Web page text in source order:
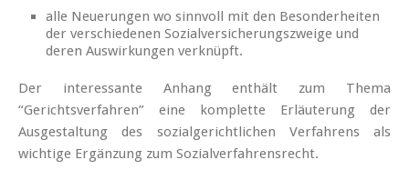
alle Neuerungen wo sinnvoll mit den Besonderheiten
der verschiedenen Sozialversicherungszweige und
deren Auswirkungen verknüpft.
Der interessante Anhang enthält zum Thema
“Gerichtsverfahren” eine komplette Erläuterung der
Ausgestaltung des sozialgerichtlichen Verfahrens als
wichtige Ergänzung zum Sozialverfahrensrecht.